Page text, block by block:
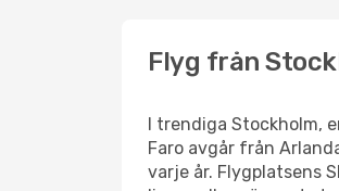
Flyg från
I trendiga Stockholm,
Faro avgår från
varje år. Flygplatsens